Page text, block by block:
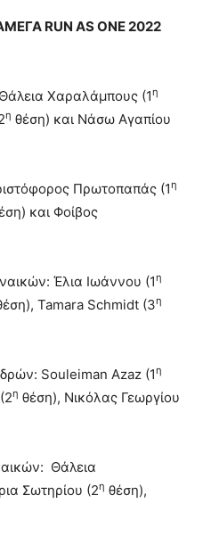
RUN AS ONE 2022
Χαραλάμπους (1η
η θέση) και Νάσω Αγαπίου
Πρωτοπαπάς (1η
και Φοίβος
Έλια Ιωάννου (1η
Tamara Schmidt (3η
Souleiman Azaz (1η
η θέση), Νικόλας Γεωργίου
Θάλεια
Σωτηρίου (2η θέση),